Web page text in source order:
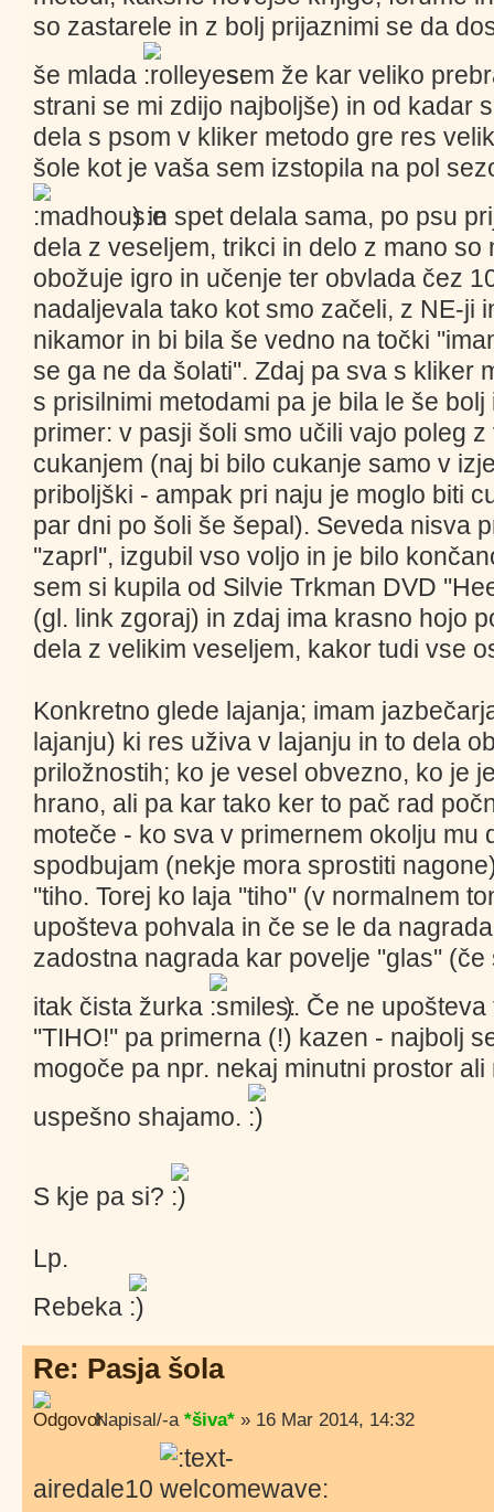
so zastarele in z bolj prijaznimi se da
še mlada
sem že kar veliko
strani se mi zdijo najboljše) in od kadar
dela s psom v kliker metodo gre res
šole kot je vaša sem izstopila na pol
) in spet delala sama, po psu
dela z veseljem, trikci in delo z mano so
obožuje igro in učenje ter obvlada čez
nadaljevala tako kot smo začeli, z NE-ji
nikamor in bi bila še vedno na točki
se ga ne da šolati''. Zdaj pa sva s kliker
s prisilnimi metodami pa je bila le še
primer: v pasji šoli smo učili vajo poleg
cukanjem (naj bi bilo cukanje samo v
priboljški - ampak pri naju je moglo biti
par dni po šoli še šepal). Seveda nisva
''zaprl'', izgubil vso voljo in je bilo
sem si kupila od Silvie Trkman DVD
(gl. link zgoraj) in zdaj ima krasno hojo
dela z velikim veseljem, kakor tudi vse
Konkretno glede lajanja; imam
lajanju) ki res uživa v lajanju in to dela
priložnostih; ko je vesel obvezno, ko je
hrano, ali pa kar tako ker to pač rad
moteče - ko sva v primernem okolju mu
spodbujam (nekje mora sprostiti
''tiho. Torej ko laja ''tiho'' (v normalnem
upošteva pohvala in če se le da
zadostna nagrada kar povelje ''glas''
itak čista žurka
). Če ne upošteva
''TIHO!'' pa primerna (!) kazen - najbolj
mogoče pa npr. nekaj minutni prostor
uspešno shajamo.
S kje pa si?
Lp.
Rebeka
Re: Pasja šola
Napisal/-a *šiva* » 16 Mar 2014, 14:32
airedale10